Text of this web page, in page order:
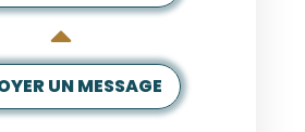
UN MESSAGE